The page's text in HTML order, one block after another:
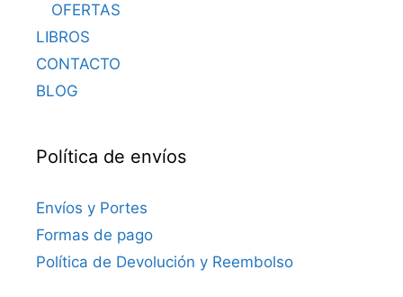
OFERTAS
LIBROS
CONTACTO
BLOG
Política de envíos
Envíos y Portes
Formas de pago
Política de Devolución y Reembolso